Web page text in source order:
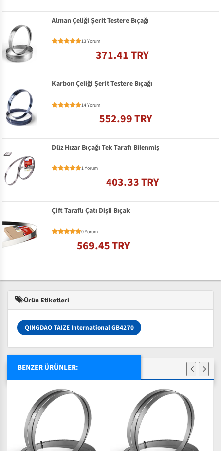
Alman Çeliği Şerit Testere Bıçağı
13 Yorum
371.41 TRY
Karbon Çeliği Şerit Testere Bıçağı
14 Yorum
552.99 TRY
Düz Hızar Bıçağı Tek Tarafı Bilenmiş
1 Yorum
403.33 TRY
Çift Taraflı Çatı Dişli Bıçak
0 Yorum
569.45 TRY
Ürün Etiketleri
QINGDAO TAIZE International GB4270
BENZER ÜRÜNLER: